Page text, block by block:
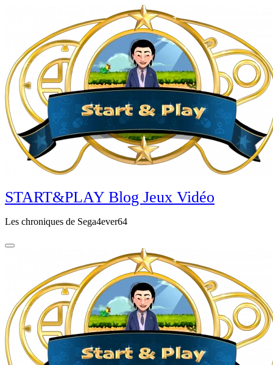
principal
START&PLAY Blog Jeux Vidéo
Les chroniques de Sega4ever64